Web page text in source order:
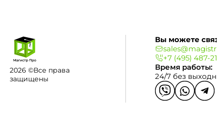
2026 ©Все права
защищены
Вы можете
+7 (495) 487-
Время работы:
24/7 без